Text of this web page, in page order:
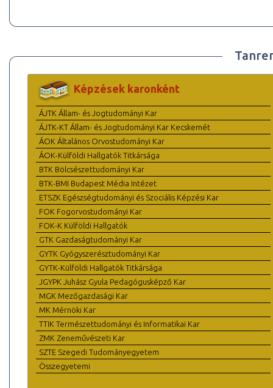
Képzések karonként
ÁJTK Állam- és Jogtudományi Kar
ÁJTK-KT Állam- és Jogtudományi Kar Kecskemét
ÁOK Általános Orvostudományi Kar
ÁOK-Külföldi Hallgatók Titkársága
BTK Bölcsészettudományi Kar
BTK-BMI Budapest Média Intézet
ETSZK Egészségtudományi és Szociális Képzési Kar
FOK Fogorvostudományi Kar
FOK-K Külföldi Hallgatók
GTK Gazdaságtudományi Kar
GYTK Gyógyszerésztudományi Kar
GYTK-Külföldi Hallgatók Titkársága
JGYPK Juhász Gyula Pedagógusképző Kar
MGK Mezőgazdasági Kar
MK Mérnöki Kar
TTIK Természettudományi és Informatikai Kar
ZMK Zeneművészeti Kar
SZTE Szegedi Tudományegyetem
Összegyetemi